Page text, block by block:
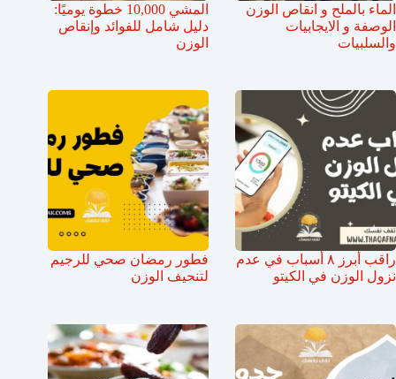
الماء بالملح و انقاص الوزن
الوصفة و الايجابيات
والسلبيات
المشي 10,000 خطوة يوميًا:
دليل شامل للفوائد وإنقاص
الوزن
راقب أبرز ٨ أسباب في عدم
نزول الوزن في الكيتو
فطور رمضان صحي للرجيم
لتنحيف الوزن